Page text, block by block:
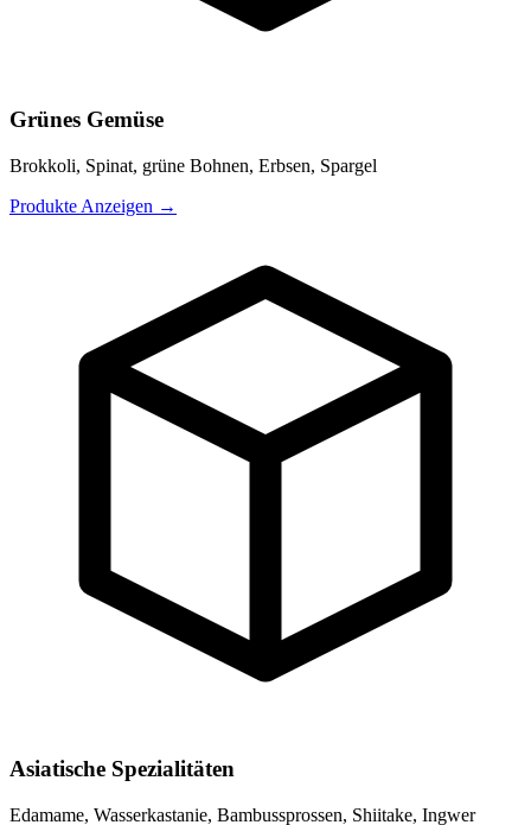
Grünes Gemüse
Brokkoli, Spinat, grüne Bohnen, Erbsen, Spargel
Produkte Anzeigen →
Asiatische Spezialitäten
Edamame, Wasserkastanie, Bambussprossen, Shiitake, Ingwer